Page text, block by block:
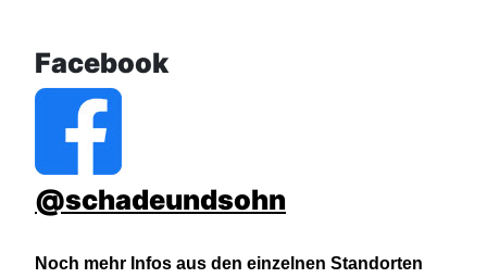
Facebook
@schadeundsohn
Noch mehr Infos aus den einzelnen Standorten